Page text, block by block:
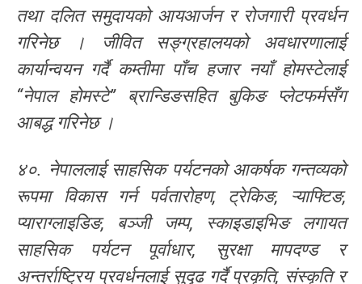
तथा दलित समुदायको आयआर्जन र रोजगारी प्रवर्धन
गरिनेछ । जीवित सङ्ग्रहालयको अवधारणालाई
कार्यान्वयन गर्दै कम्तीमा पाँच हजार नयाँ होमस्टेलाई
“नेपाल होमस्टे” ब्रान्डिङसहित बुकिङ प्लेटफर्मसँग
आबद्ध गरिनेछ ।
४०. नेपाललाई साहसिक पर्यटनको आकर्षक गन्तव्यको
रूपमा विकास गर्न पर्वतारोहण, ट्रेकिङ, ऱ्याफ्टिङ,
प्याराग्लाइडिङ, बञ्जी जम्प, स्काइडाइभिङ लगायत
साहसिक पर्यटन पूर्वाधार, सुरक्षा मापदण्ड र
अन्तर्राष्ट्रिय प्रवर्धनलाई सुदृढ गर्दै प्रकृति, संस्कृति र